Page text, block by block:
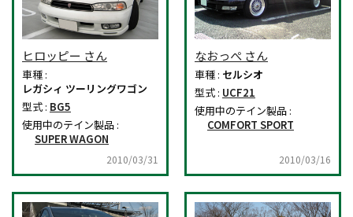
ヒロッピー さん
車種 :
レガシィ ツーリングワゴン
型式 : BG5
使用中のテイン製品 :
SUPER WAGON
2010/03/31
なおっぺ さん
車種 : セルシオ
型式 : UCF21
使用中のテイン製品 :
COMFORT SPORT
2010/03/16